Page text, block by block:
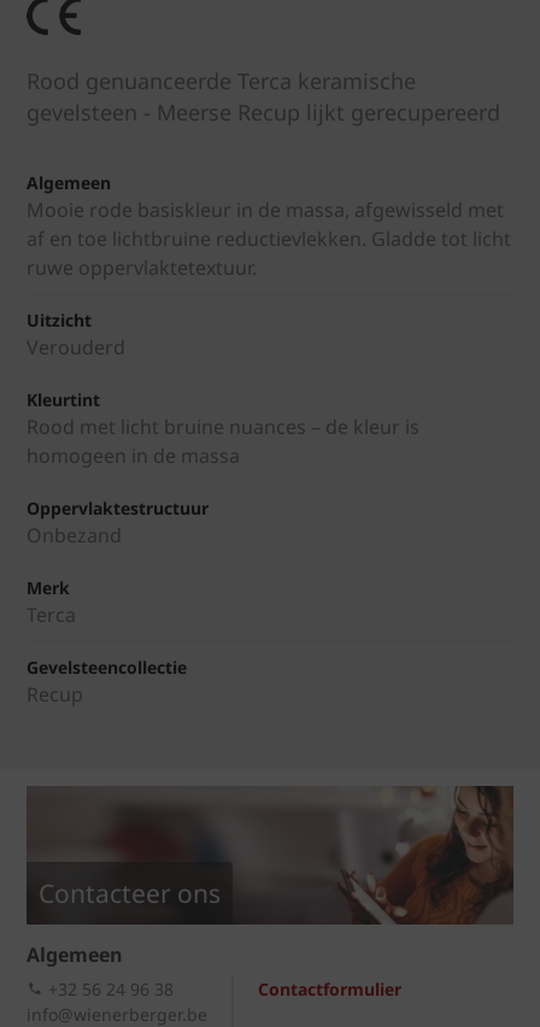
Rood genuanceerde Terca keramische
gevelsteen - Meerse Recup lijkt gerecupereerd
Algemeen
Mooie rode basiskleur in de massa, afgewisseld met
af en toe lichtbruine reductievlekken. Gladde tot licht
ruwe oppervlaktetextuur.
Uitzicht
Verouderd
Kleurtint
Rood met licht bruine nuances – de kleur is
homogeen in de massa
Oppervlaktestructuur
Onbezand
Merk
Terca
Gevelsteencollectie
Recup
Contacteer ons
Algemeen
Contactformulier
+32 56 24 96 38
info@wienerberger.be